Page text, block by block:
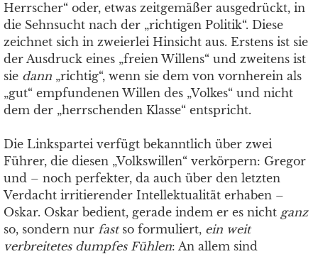
Herrscher“ oder, etwas zeitgemäßer ausgedrückt, in
die Sehnsucht nach der „richtigen Politik“. Diese
zeichnet sich in zweierlei Hinsicht aus. Erstens ist sie
der Ausdruck eines „freien Willens“ und zweitens ist
sie dann „richtig“, wenn sie dem von vornherein als
„gut“ empfundenen Willen des „Volkes“ und nicht
dem der „herrschenden Klasse“ entspricht.
Die Linkspartei verfügt bekanntlich über zwei
Führer, die diesen „Volkswillen“ verkörpern: Gregor
und – noch perfekter, da auch über den letzten
Verdacht irritierender Intellektualität erhaben –
Oskar. Oskar bedient, gerade indem er es nicht ganz
so, sondern nur fastso formuliert, ein weit
verbreitetes dumpfes Fühlen: An allem sind